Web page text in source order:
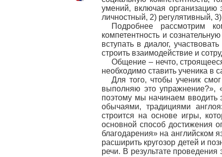
умений, включая организацию
личностный, 2) регулятивный,
Подробнее рассмотрим
компетентность и
вступать в диалог,
строить взаимодействие и
Общение – нечто,
необходимо ставить ученика в
Для того, чтобы ученик
выполняю это упражнение?»,
поэтому мы начинаем вводить
обычаями, традициями
строится на основе игры,
основной способ достижения
благодарения» на английском
расширить кругозор детей и
речи. В результате